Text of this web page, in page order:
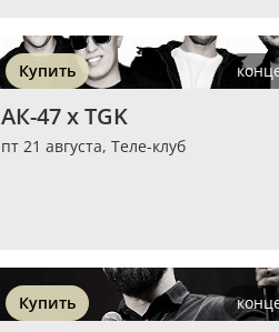
Купить
АК-47 х TGK
пт 21 августа, Теле-клуб
Купить